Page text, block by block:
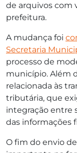
de arquivos com
prefeitura.
A mudança foi
Secretaria
processo de
município. Além
relacionada às
tributária, que
integração entre
das informações
O fim do envio